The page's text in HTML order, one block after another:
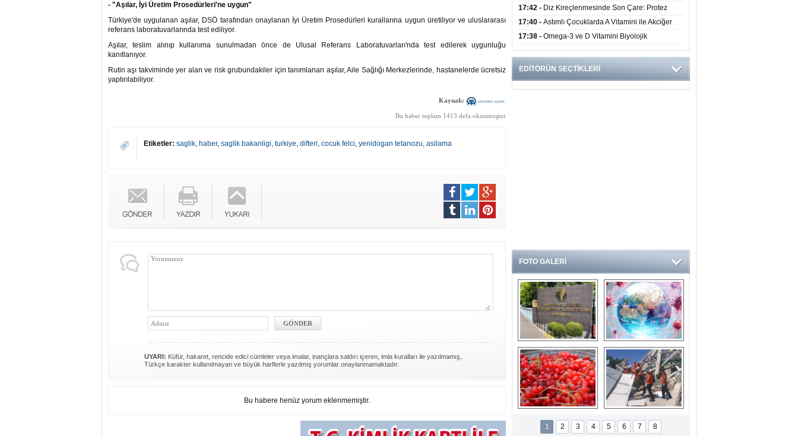
- "Aşılar, İyi Üretim Prosedürleri'ne uygun"
Türkiye'de uygulanan aşılar, DSÖ tarafından onaylanan İyi Üretim Prosedürleri kurallarına uygun üretiliyor ve uluslararası
referans laboratuvarlarında test ediliyor.
Aşılar, teslim alınıp kullanıma sunulmadan önce de Ulusal Referans Laboratuvarları'nda test edilerek uygunluğu
kanıtlanıyor.
Rutin aşı takviminde yer alan ve risk grubundakiler için tanımlanan aşılar, Aile Sağlığı Merkezlerinde, hastanelerde ücretsiz
yaptırılabiliyor.
Kaynak:
Bu haber toplam 1413 defa okunmuştur
Etiketler: saglik, haber, saglik bakanligi, turkiye, difteri, cocuk felci, yenidogan tetanozu, asilama
UYARI: Küfür, hakaret, rencide edici cümleler veya imalar, inançlara saldırı içeren, imla kuralları ile yazılmamış,
Türkçe karakter kullanılmayan ve büyük harflerle yazılmış yorumlar onaylanmamaktadır.
Bu habere henüz yorum eklenmemiştir.
Apandisit Habercisi Olabilir
17:42 - Diz Kireçlenmesinde Son Çare: Protez
Ameliyatı İle Yaşam Kalitesi Artıyor
17:40 - Astımlı Çocuklarda A Vitamini ile Akciğer
Hacmi Arasında Bağlantı Bulundu
17:38 - Omega-3 ve D Vitamini Biyolojik
Yaşlanmayı Yavaşlatabilir
EDİTÖRÜN SEÇTİKLERİ
FOTO GALERİ
Ve burası da bir
devlet hastanesi
14 soruda
Koronavirüs
hakkında kendinizi
test edin...
Gilaburu meyvesi
kanserden koruyor
Endonezya’daki
deprem: Ölü sayısı
bin 203'e yükseldi
1 2 3 4 5 6 7 8